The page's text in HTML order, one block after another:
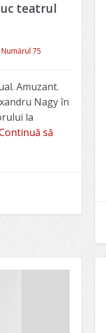
teatrul
Numărul 75
Amuzant.
Nagy în
la
să